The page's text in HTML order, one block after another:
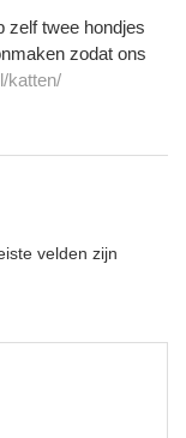
zelf twee hondjes
zodat ons
katten/
velden zijn